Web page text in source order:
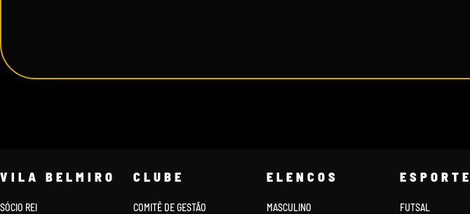
VILA BELMIRO
SÓCIO REI
CLUBE
COMITÊ DE GESTÃO
ELENCOS
MASCULINO
FUTSAL